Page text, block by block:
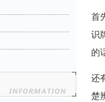
首
识
的
还
楚